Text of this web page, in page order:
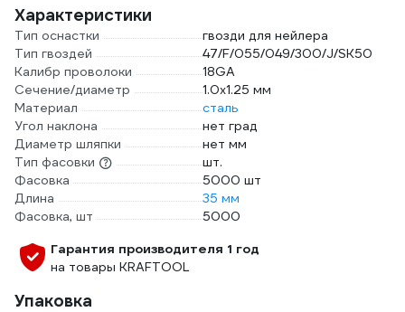
Характеристики
Тип оснастки
гвозди для нейлера
Тип гвоздей
47/F/055/049/300/J/SK50
Калибр проволоки
18GA
Сечение/диаметр
1.0х1.25 мм
Материал
сталь
Угол наклона
нет град
Диаметр шляпки
нет мм
Тип фасовки
шт.
Фасовка
5000 шт
Длина
35 мм
Фасовка, шт
5000
Гарантия производителя 1 год
на товары KRAFTOOL
Упаковка